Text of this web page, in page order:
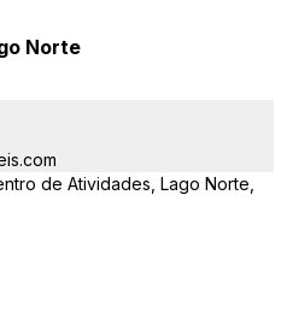
Norte
de Atividades, Lago Norte,